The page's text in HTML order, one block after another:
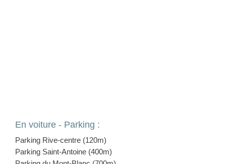
En voiture - Parking :
Parking Rive-centre (120m)
Parking Saint-Antoine (400m)